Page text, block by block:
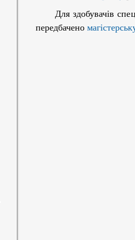
Для здобувачів
передбачено